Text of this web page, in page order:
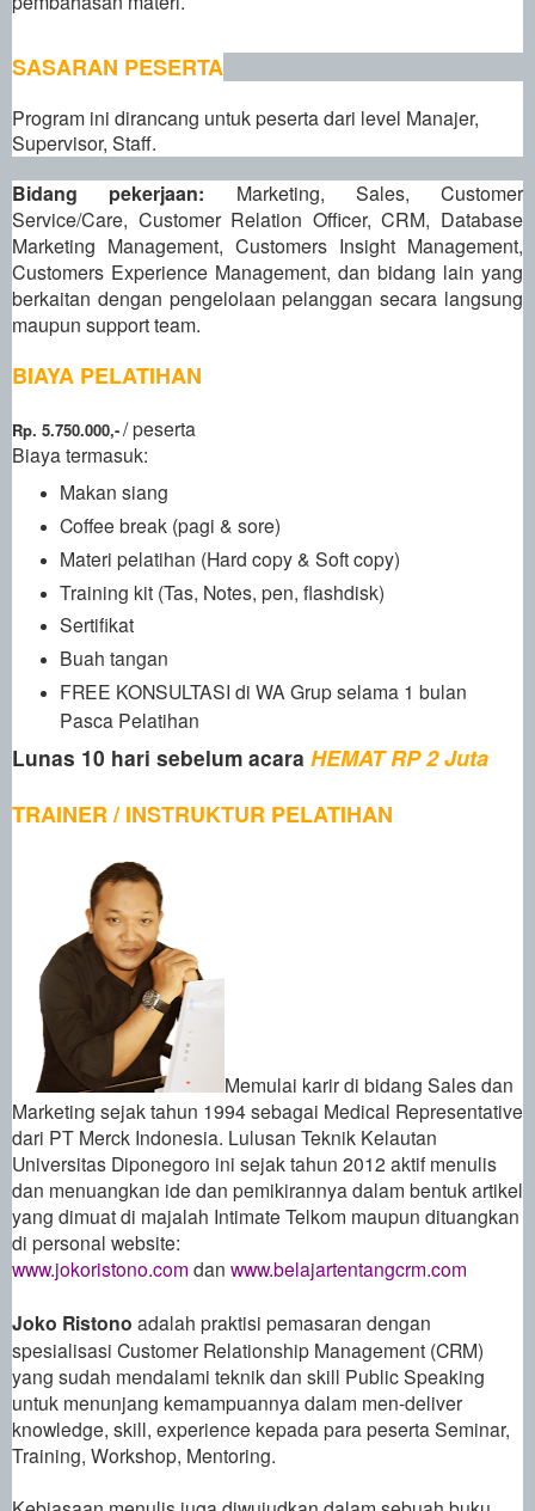
SASARAN PESERTA
Program ini dirancang untuk peserta dari level Manajer,
Supervisor, Staff.
Bidang pekerjaan: Marketing, Sales, Customer
Service/Care, Customer Relation Officer, CRM, Database
Marketing Management, Customers Insight Management,
Customers Experience Management, dan bidang lain yang
berkaitan dengan pengelolaan pelanggan secara langsung
maupun support team.
BIAYA PELATIHAN
Rp. 5.750.000,-/ peserta
Biaya termasuk:
Makan siang
Coffee break (pagi & sore)
Materi pelatihan (Hard copy & Soft copy)
Training kit (Tas, Notes, pen, flashdisk)
Sertifikat
Buah tangan
FREE KONSULTASI di WA Grup selama 1 bulan
Pasca Pelatihan
Lunas 10 hari sebelum acara HEMAT RP 2 Juta
TRAINER / INSTRUKTUR PELATIHAN
Memulai karir di bidang Sales dan
Marketing sejak tahun 1994 sebagai Medical Representative
dari PT Merck Indonesia. Lulusan Teknik Kelautan
Universitas Diponegoro ini sejak tahun 2012 aktif menulis
dan menuangkan ide dan pemikirannya dalam bentuk artikel
yang dimuat di majalah Intimate Telkom maupun dituangkan
di personal website:
www.jokoristono.com dan www.belajartentangcrm.com
Joko Ristono adalah praktisi pemasaran dengan
spesialisasi Customer Relationship Management (CRM)
yang sudah mendalami teknik dan skill Public Speaking
untuk menunjang kemampuannya dalam men-deliver
knowledge, skill, experience kepada para peserta Seminar,
Training, Workshop, Mentoring.